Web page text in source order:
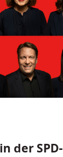
der SPD-